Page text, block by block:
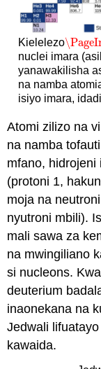
Kielelezo
nuclei imara
yanawakilisha
na namba
isiyo imara,
Atomi zilizo na
na namba
mfano, hidrojeni
(protoni 1,
moja na
nyutroni mbili).
mali sawa za
na mwingiliano
si nucleons.
deuterium
inaonekana na
Jedwali
kawaida.